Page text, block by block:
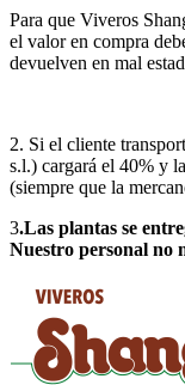
Para que Viveros
el valor en compra
devuelven en mal
2. Si el cliente
s.l.) cargará el 40% y
(siempre que la
3.Las plantas se
Nuestro personal no